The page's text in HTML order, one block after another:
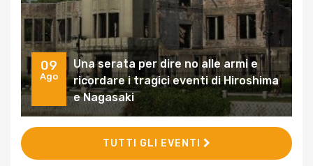
09
Ago
Una serata per dire no alle armi e
ricordare i tragici eventi di Hiroshima
e Nagasaki
TUTTI GLI EVENTI